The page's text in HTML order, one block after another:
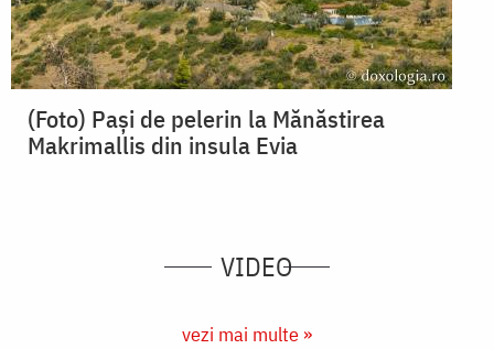
(Foto) Pași de pelerin la Mănăstirea
Makrimallis din insula Evia
VIDEO
vezi mai multe »